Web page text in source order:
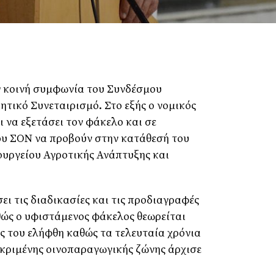
συμφωνία του Συνδέσμου
Συνεταιρισμό. Στο εξής ο νομικός
εξετάσει τον φάκελο και σε
ΣΟΝ να προβούν στην κατάθεσή του
Αγροτικής Ανάπτυξης και
τις διαδικασίες και τις προδιαγραφές
ο υφιστάμενος φάκελος θεωρείται
ελήφθη καθώς τα τελευταία χρόνια
οινοπαραγωγικής ζώνης άρχισε